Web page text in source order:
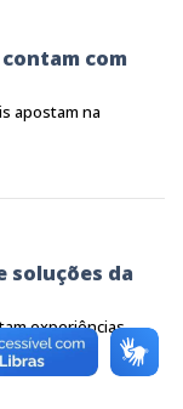
com
apostam na
soluções da
experiências